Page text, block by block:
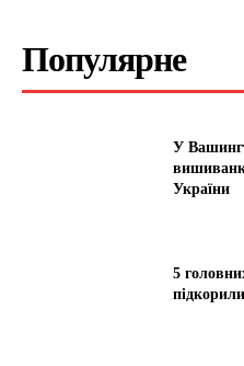
Популярне
У
України
5